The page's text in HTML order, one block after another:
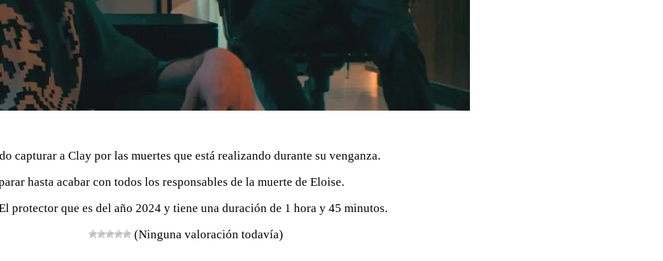
capturar a Clay por las muertes que está realizando durante su venganza.
hasta acabar con todos los responsables de la muerte de Eloise.
protector que es del año 2024 y tiene una duración de 1 hora y 45 minutos.
(Ninguna valoración todavía)